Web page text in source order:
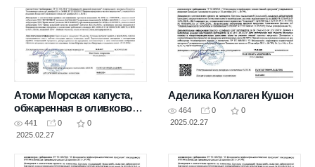
Атоми Морская капуста,
обжаренная в оливковом
масле
441 0
0
2025.02.27
Аделика Коллаген Кушон
464 0
0
2025.02.27